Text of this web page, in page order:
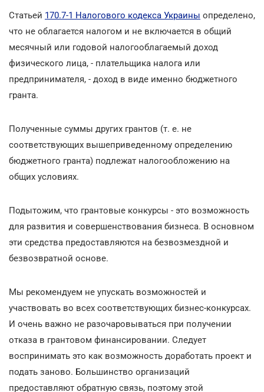
Статьей 170.7-1 Налогового кодекса Украины определено,
что не облагается налогом и не включается в общий
месячный или годовой налогооблагаемый доход
физического лица, - плательщика налога или
предпринимателя, - доход в виде именно бюджетного
гранта.
Полученные суммы других грантов (т. е. не
соответствующих вышеприведенному определению
бюджетного гранта) подлежат налогообложению на
общих условиях.
Подытожим, что грантовые конкурсы - это возможность
для развития и совершенствования бизнеса. В основном
эти средства предоставляются на безвозмездной и
безвозвратной основе.
Мы рекомендуем не упускать возможностей и
участвовать во всех соответствующих бизнес-конкурсах.
И очень важно не разочаровываться при получении
отказа в грантовом финансировании. Следует
воспринимать это как возможность доработать проект и
подать заново. Большинство организаций
предоставляют обратную связь, поэтому этой